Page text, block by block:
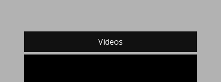
Videos